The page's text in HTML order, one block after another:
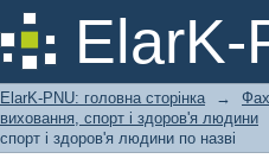
ElarK-
Перегляд Вісник
Івана Огієнка.
ElarK-PNU: головна сторінка →
виховання, спорт і здоров'я людини
спорт і здоров'я людини по назві